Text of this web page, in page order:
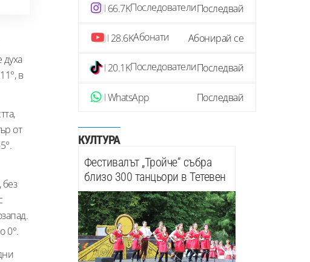
в
от
0°.
66.7KПоследователиПоследвай
28.6KАбонати Абонирай се
20.1KПоследователиПоследвай
WhatsApp Последвай
КУЛТУРА
Фестивалът „Тройче“ събра
близо 300 танцьори в Тетевен